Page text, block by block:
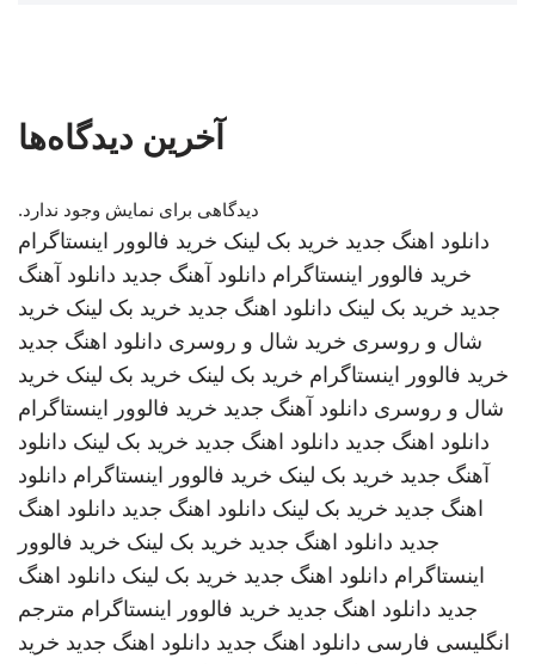
آخرین دیدگاه‌ها
دیدگاهی برای نمایش وجود ندارد.
دانلود اهنگ جدید خرید بک لینک خرید فالوور اینستاگرام
خرید فالوور اینستاگرام دانلود آهنگ جدید دانلود آهنگ
جدید خرید بک لینک دانلود اهنگ جدید خرید بک لینک خرید
شال و روسری خرید شال و روسری دانلود اهنگ جدید
خرید فالوور اینستاگرام خرید بک لینک خرید بک لینک خرید
شال و روسری دانلود آهنگ جدید خرید فالوور اینستاگرام
دانلود اهنگ جدید دانلود اهنگ جدید خرید بک لینک دانلود
آهنگ جدید خرید بک لینک خرید فالوور اینستاگرام دانلود
اهنگ جدید خرید بک لینک دانلود اهنگ جدید دانلود اهنگ
جدید دانلود اهنگ جدید خرید بک لینک خرید فالوور
اینستاگرام دانلود اهنگ جدید خرید بک لینک دانلود اهنگ
جدید دانلود اهنگ جدید خرید فالوور اینستاگرام مترجم
انگلیسی فارسی دانلود اهنگ جدید دانلود اهنگ جدید خرید